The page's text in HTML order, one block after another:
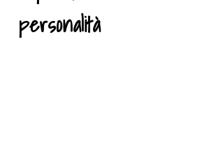
personalità